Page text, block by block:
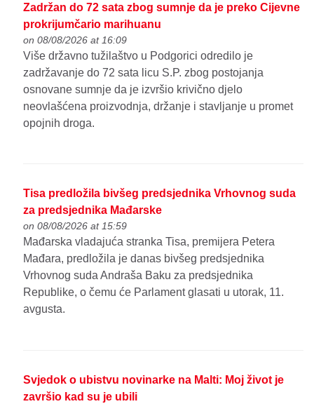
Zadržan do 72 sata zbog sumnje da je preko Cijevne
prokrijumčario marihuanu
on 08/08/2026 at 16:09
Više državno tužilaštvo u Podgorici odredilo je
zadržavanje do 72 sata licu S.P. zbog postojanja
osnovane sumnje da je izvršio krivično djelo
neovlašćena proizvodnja, držanje i stavljanje u promet
opojnih droga.
Tisa predložila bivšeg predsjednika Vrhovnog suda
za predsjednika Mađarske
on 08/08/2026 at 15:59
Mađarska vladajuća stranka Tisa, premijera Petera
Mađara, predložila je danas bivšeg predsjednika
Vrhovnog suda Andraša Baku za predsjednika
Republike, o čemu će Parlament glasati u utorak, 11.
avgusta.
Svjedok o ubistvu novinarke na Malti: Moj život je
završio kad su je ubili